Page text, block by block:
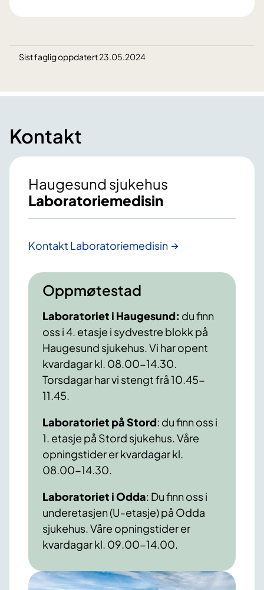
Sist faglig oppdatert 23.05.2024
Kontakt
Haugesund sjukehus
Laboratoriemedisin
Kontakt Laboratoriemedisin
Oppmøtestad
Laboratoriet i Haugesund: du finn
oss i 4. etasje i sydvestre blokk på
Haugesund sjukehus. Vi har opent
kvardagar kl. 08.00-14.30.
Torsdagar har vi stengt frå 10.45-
11.45.
Laboratoriet på Stord: du finn oss i
1. etasje på Stord sjukehus. Våre
opningstider er kvardagar kl.
08.00-14.30.
Laboratoriet i Odda: Du finn oss i
underetasjen (U-etasje) på Odda
sjukehus. Våre opningstider er
kvardagar kl. 09.00-14.00.